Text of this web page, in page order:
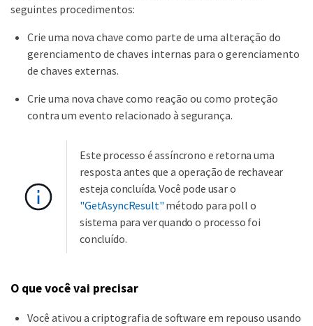
seguintes procedimentos:
Crie uma nova chave como parte de uma alteração do
gerenciamento de chaves internas para o gerenciamento
de chaves externas.
Crie uma nova chave como reação ou como proteção
contra um evento relacionado à segurança.
Este processo é assíncrono e retorna uma
resposta antes que a operação de rechavear
esteja concluída. Você pode usar o
"GetAsyncResult" método para poll o
sistema para ver quando o processo foi
concluído.
O que você vai precisar
Você ativou a criptografia de software em repouso usando